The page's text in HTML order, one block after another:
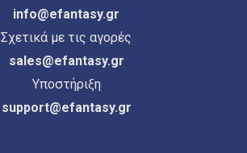
info@efantasy.gr
Σχετικά με τις αγορές
sales@efantasy.gr
Υποστήριξη
support@efantasy.gr